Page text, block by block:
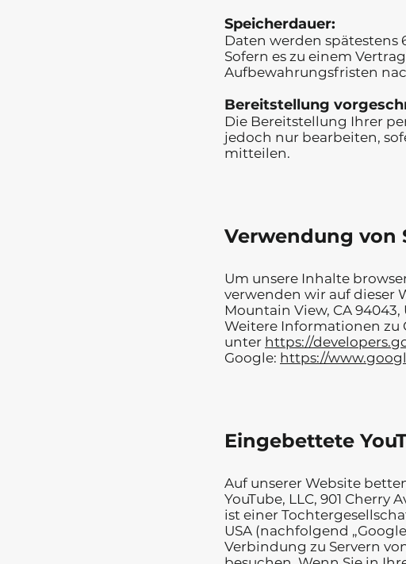
Speicherdauer:
Daten werden
Sofern es zu einem
Aufbewahrungsfristen
Bereitstellung
Die Bereitstellung Ihrer
jedoch nur bearbeiten,
mitteilen.
Verwendung von
Um unsere Inhalte
verwenden wir auf dieser
Mountain View, CA
Weitere Informationen zu
unter https://
Google: https://
Eingebettete
Auf unserer Website
YouTube, LLC, 901 Cherry
ist einer
USA (nachfolgend
Verbindung zu Servern